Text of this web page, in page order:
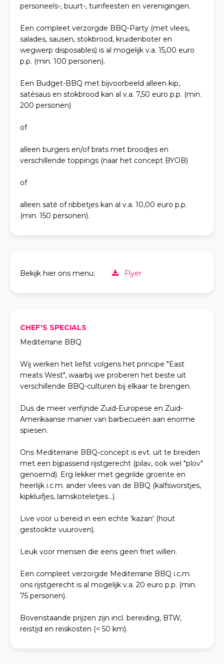
personeels-, buurt-, tuinfeesten en verenigingen.
Een compleet verzorgde BBQ-Party (met vlees,
salades, sausen, stokbrood, kruidenboter en
wegwerp disposables) is al mogelijk v.a. 15,00 euro
p.p. (min. 100 personen).
Een Budget-BBQ met bijvoorbeeld alleen kip,
satésaus en stokbrood kan al v.a. 7,50 euro p.p. (min.
200 personen)
of
alleen burgers en/of brats met broodjes en
verschillende toppings (naar het concept BYOB)
of
alleen saté of ribbetjes kan al v.a. 10,00 euro p.p.
(min. 150 personen).
Bekijk hier ons menu: Flyer
CHEF'S SPECIALS
Mediterrane BBQ
Wij werken het liefst volgens het principe "East
meats West", waarbij we proberen het beste uit
verschillende BBQ-culturen bij elkaar te brengen.
Dus de meer verfijnde Zuid-Europese en Zuid-
Amerikaanse manier van barbecueën aan enorme
spiesen.
Ons Mediterrane BBQ-concept is evt. uit te breiden
met een bijpassend rijstgerecht (pilav, ook wel "plov"
genoemd). Erg lekker met gegrilde groente en
heerlijk i.c.m. ander vlees van de BBQ (kalfsworstjes,
kipkluifjes, lamskoteletjes...).
Live voor u bereid in een echte 'kazan' (hout
gestookte vuuroven).
Leuk voor mensen die eens geen friet willen.
Een compleet verzorgde Mediterrane BBQ i.c.m.
ons rijstgerecht is al mogelijk v.a. 20 euro p.p. (min.
75 personen).
Bovenstaande prijzen zijn incl. bereiding, BTW,
reistijd en reiskosten (< 50 km).